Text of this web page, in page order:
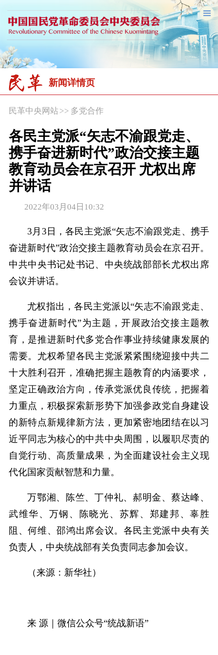
新闻详情页
民革中央网站>> 多党合作
各民主党派“矢志不渝跟党走、
携手奋进新时代”政治交接主题
教育动员会在京召开 尤权出席
并讲话
2022年03月04日10:32
3月3日，各民主党派“矢志不渝跟党走、携手
奋进新时代”政治交接主题教育动员会在京召开。
中共中央书记处书记、中央统战部部长尤权出席
会议并讲话。
尤权指出，各民主党派以“矢志不渝跟党走、
携手奋进新时代”为主题，开展政治交接主题教
育，是推进新时代多党合作事业持续健康发展的
需要。尤权希望各民主党派紧紧围绕迎接中共二
十大胜利召开，准确把握主题教育的内涵要求，
坚定正确政治方向，传承党派优良传统，把握着
力重点，积极探索新形势下加强参政党自身建设
的新特点新规律新方法，更加紧密地团结在以习
近平同志为核心的中共中央周围，以履职尽责的
自觉行动、高质量成果，为全面建设社会主义现
代化国家贡献智慧和力量。
万鄂湘、陈竺、丁仲礼、郝明金、蔡达峰、
武维华、万钢、陈晓光、苏辉、郑建邦、辜胜
阻、何维、邵鸿出席会议。各民主党派中央有关
负责人，中央统战部有关负责同志参加会议。
（来源：新华社）
来 源｜微信公众号“统战新语”